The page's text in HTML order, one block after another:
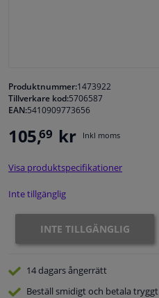
Bilvård & Tillbehör
Verkstad & Verktyg
Husbil, motorcykel, cykel & båt
Sensorer & Elsystem
Produktnummer:1473922
Tillverkare kod:5706587
EAN:5410909773656
105,69 kr Inkl moms
Visa produktspecifikationer
Inte tillgänglig
INTE TILLGÄNGLIG
14 dagarsångerrätt
Beställ smidigt och betala tryggt